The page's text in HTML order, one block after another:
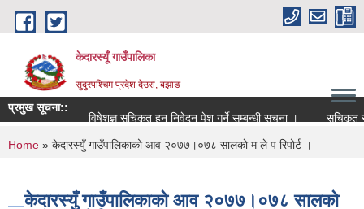
Skip to main content
केदारस्यूँ गाउँपालिका
सुदुरपश्चिम प्रदेश देउरा, बझाङ
प्रमुख सूचना::
विषेशज्ञ सूचिकृत हुन निवेदन पेश गर्ने सम्बन्धी सूचना ।
सूचिकृत
You are here
Home » केदारस्युँ गाउँपालिकाको आव २०७७।०७८ सालकाे म ले प रिपोर्ट ।
केदारस्युँ गाउँपालिकाको आव २०७७।०७८ सालकाे